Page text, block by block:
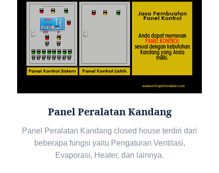
Panel Peralatan Kandang
Panel Peralatan Kandang closed house terdiri dari
beberapa fungsi yaitu Pengaturan Ventilasi,
Evaporasi, Heater, dan lainnya.